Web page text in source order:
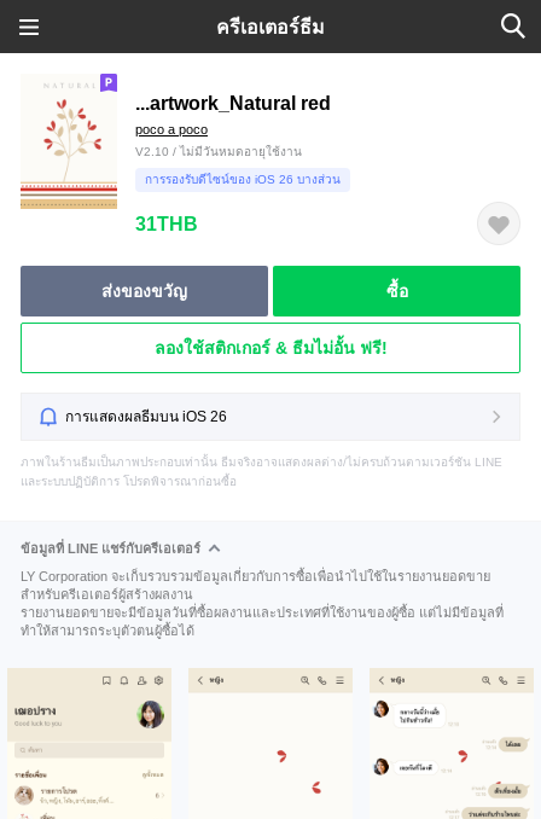
ครีเอเตอร์ธีม
...artwork_Natural red
poco a poco
V2.10 / ไม่มีวันหมดอายุใช้งาน
การรองรับดีไซน์ของ iOS 26 บางส่วน
31THB
ส่งของขวัญ ซื้อ
ลองใช้สติกเกอร์ & ธีมไม่อั้น ฟรี!
การแสดงผลธีมบน iOS 26
ภาพในร้านธีมเป็นภาพประกอบเท่านั้น ธีมจริงอาจแสดงผลต่าง/ไม่ครบถ้วนตามเวอร์ชัน LINE
และระบบปฏิบัติการ โปรดพิจารณาก่อนซื้อ
ข้อมูลที่ LINE แชร์กับครีเอเตอร์
LY Corporation จะเก็บรวบรวมข้อมูลเกี่ยวกับการซื้อเพื่อนำไปใช้ในรายงานยอดขาย
สำหรับครีเอเตอร์ผู้สร้างผลงาน
รายงานยอดขายจะมีข้อมูลวันที่ซื้อผลงานและประเทศที่ใช้งานของผู้ซื้อ แต่ไม่มีข้อมูลที่
ทำให้สามารถระบุตัวตนผู้ซื้อได้